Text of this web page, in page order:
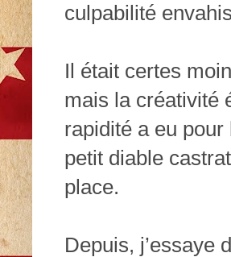
culpabilité
Il était certes
mais la créativité
rapidité a eu
petit diable
place.
Depuis, j’essaye